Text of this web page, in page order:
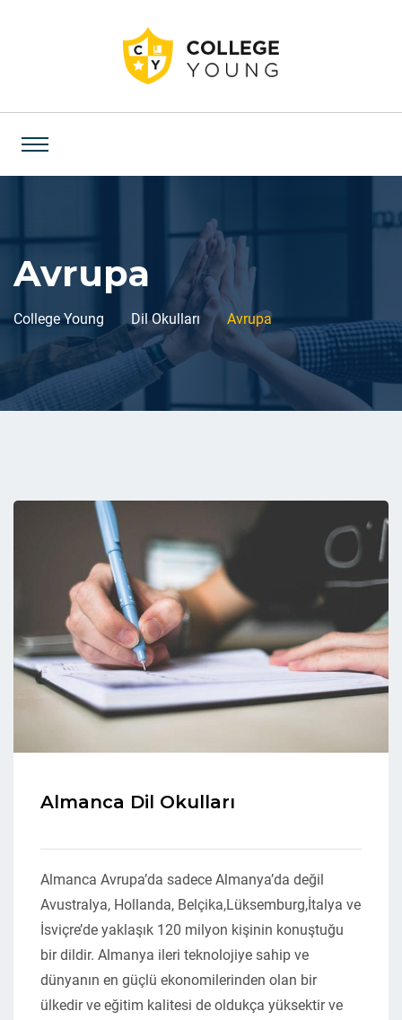
Avrupa
College Young Dil Okulları Avrupa
Almanca Dil Okulları
Almanca Avrupa’da sadece Almanya’da değil
Avustralya, Hollanda, Belçika,Lüksemburg,İtalya ve
İsviçre’de yaklaşık 120 milyon kişinin konuştuğu
bir dildir. Almanya ileri teknolojiye sahip ve
dünyanın en güçlü ekonomilerinden olan bir
ülkedir ve eğitim kalitesi de oldukça yüksektir ve